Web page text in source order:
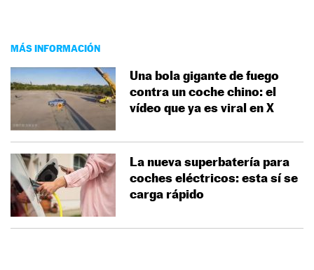
MÁS INFORMACIÓN
Una bola gigante de fuego
contra un coche chino: el
vídeo que ya es viral en X
La nueva superbatería para
coches eléctricos: esta sí se
carga rápido